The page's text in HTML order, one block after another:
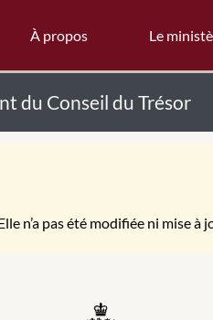
À propos Le
du Conseil du Trésor
n’a pas été modifiée ni mise à